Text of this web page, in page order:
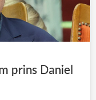
prins Daniel